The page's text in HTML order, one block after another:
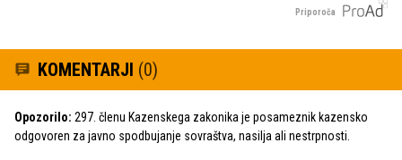
Priporoča
KOMENTARJI (0)
Opozorilo: 297. členu Kazenskega zakonika je posameznik kazensko
odgovoren za javno spodbujanje sovraštva, nasilja ali nestrpnosti.